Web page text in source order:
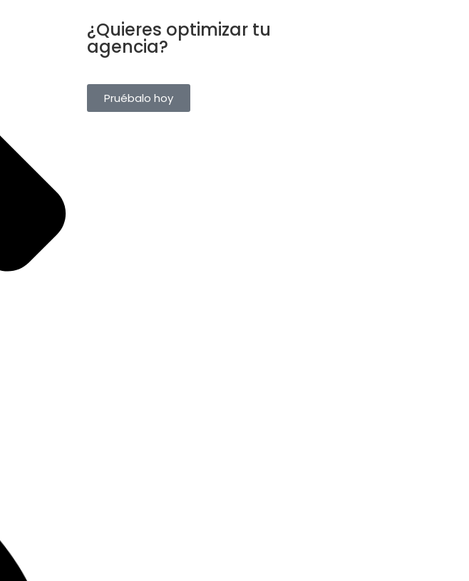
¿Quieres optimizar tu
agencia?
Gestiona reservas, clientes y proveedores
Pruébalo hoy